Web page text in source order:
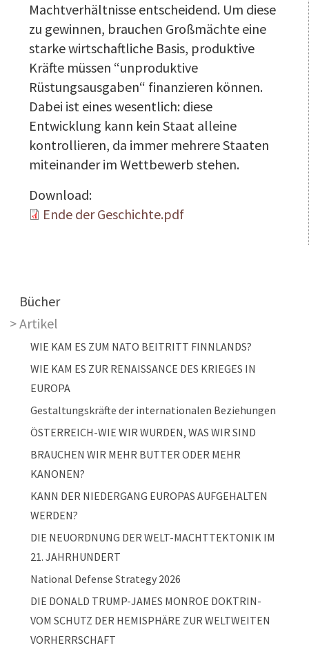
Machtverhältnisse entscheidend. Um diese
zu gewinnen, brauchen Großmächte eine
starke wirtschaftliche Basis, produktive
Kräfte müssen “unproduktive
Rüstungsausgaben“ finanzieren können.
Dabei ist eines wesentlich: diese
Entwicklung kann kein Staat alleine
kontrollieren, da immer mehrere Staaten
miteinander im Wettbewerb stehen.
Download:
Ende der Geschichte.pdf
Main navigation
Bücher
Artikel
WIE KAM ES ZUM NATO BEITRITT FINNLANDS?
WIE KAM ES ZUR RENAISSANCE DES KRIEGES IN
EUROPA
Gestaltungskräfte der internationalen Beziehungen
ÖSTERREICH-WIE WIR WURDEN, WAS WIR SIND
BRAUCHEN WIR MEHR BUTTER ODER MEHR
KANONEN?
KANN DER NIEDERGANG EUROPAS AUFGEHALTEN
WERDEN?
DIE NEUORDNUNG DER WELT-MACHTTEKTONIK IM
21. JAHRHUNDERT
National Defense Strategy 2026
DIE DONALD TRUMP-JAMES MONROE DOKTRIN-
VOM SCHUTZ DER HEMISPHÄRE ZUR WELTWEITEN
VORHERRSCHAFT